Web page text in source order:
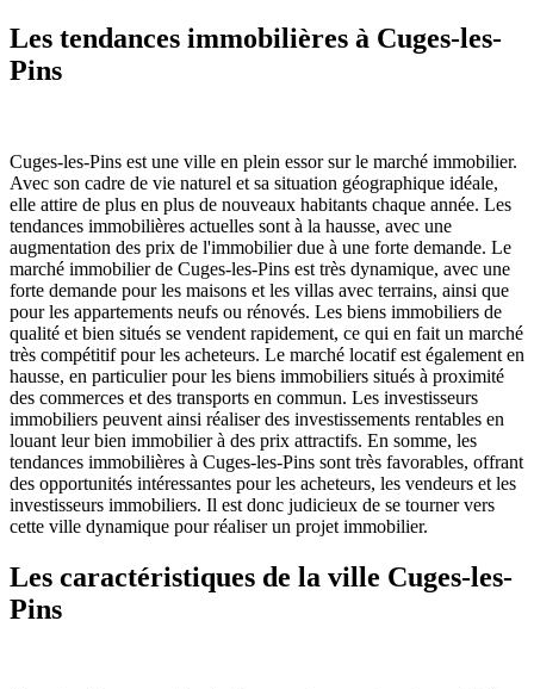
Les tendances immobilières à Cuges-les-
Pins
Cuges-les-Pins est une ville en plein essor sur le marché immobilier.
Avec son cadre de vie naturel et sa situation géographique idéale,
elle attire de plus en plus de nouveaux habitants chaque année. Les
tendances immobilières actuelles sont à la hausse, avec une
augmentation des prix de l'immobilier due à une forte demande. Le
marché immobilier de Cuges-les-Pins est très dynamique, avec une
forte demande pour les maisons et les villas avec terrains, ainsi que
pour les appartements neufs ou rénovés. Les biens immobiliers de
qualité et bien situés se vendent rapidement, ce qui en fait un marché
très compétitif pour les acheteurs. Le marché locatif est également en
hausse, en particulier pour les biens immobiliers situés à proximité
des commerces et des transports en commun. Les investisseurs
immobiliers peuvent ainsi réaliser des investissements rentables en
louant leur bien immobilier à des prix attractifs. En somme, les
tendances immobilières à Cuges-les-Pins sont très favorables, offrant
des opportunités intéressantes pour les acheteurs, les vendeurs et les
investisseurs immobiliers. Il est donc judicieux de se tourner vers
cette ville dynamique pour réaliser un projet immobilier.
Les caractéristiques de la ville Cuges-les-
Pins